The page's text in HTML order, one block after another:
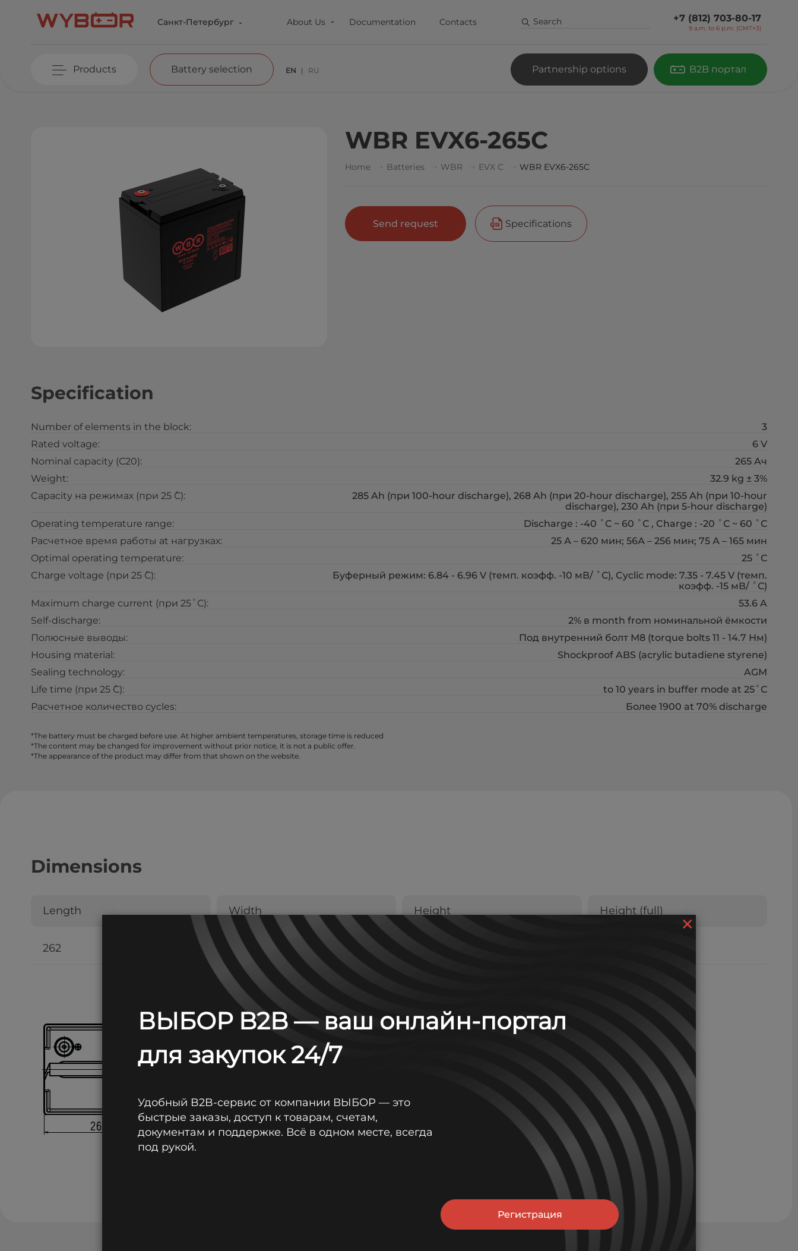
Санкт-Петербург About Us Documentation Contacts +7 (812) 703-80-17
9 a.m. to 6 p.m. (GMT+3)
Products Battery selection EN RU Partnership options B2B портал
WBR EVX6-265C
Home Batteries WBR EVX C WBR EVX6-265C
Send request Specifications
Specification
Number of elements in the block:
3
Rated voltage:
6 V
Nominal capacity (С20):
265 Aч
Weight:
32.9 kg ± 3%
Capacity на режимах (при 25 ̊С):
285 Ah (при 100-hour discharge), 268 Ah (при 20-hour discharge), 255 Ah (при 10-hour
discharge), 230 Ah (при 5-hour discharge)
Operating temperature range:
Discharge : -40 ˚С ~ 60 ˚С , Charge : -20 ˚С ~ 60 ˚С
Расчетное время работы at нагрузках:
25 А – 620 мин; 56А – 256 мин; 75 А – 165 мин
Optimal operating temperature:
25 ˚С
Charge voltage (при 25 ̊С):
Буферный режим: 6.84 - 6.96 V (темп. коэфф. -10 мВ/ ˚С), Cyclic mode: 7.35 - 7.45 V (темп.
коэфф. -15 мВ/ ˚С)
Maximum charge current (при 25˚С):
53.6 A
Self-discharge:
2% в month from номинальной ёмкости
Полюсные выводы:
Под внутренний болт М8 (torque bolts 11 - 14.7 Нм)
Housing material:
Shockproof ABS (acrylic butadiene styrene)
Sealing technology:
AGM
Life time (при 25 ̊С):
to 10 years in buffer mode at 25˚С
Расчетное количество cycles:
Более 1900 at 70% discharge
*The battery must be charged before use. At higher ambient temperatures, storage time is reduced
*The content may be changed for improvement without prior notice, it is not a public offer.
*The appearance of the product may differ from that shown on the website.
Dimensions
Length Width Height Height (full)
262 180
×
ВЫБОР B2B — ваш онлайн-портал
для закупок 24/7
Удобный B2B-сервис от компании ВЫБОР — это
быстрые заказы, доступ к товарам, счетам,
документам и поддержке. Всё в одном месте, всегда
под рукой.
Регистрация